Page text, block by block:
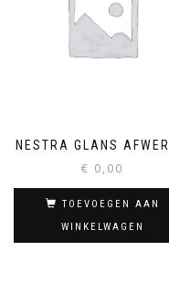
FINESTRA GLANS
€ 0,00
TOEVOEGEN AAN
WINKELWAGEN